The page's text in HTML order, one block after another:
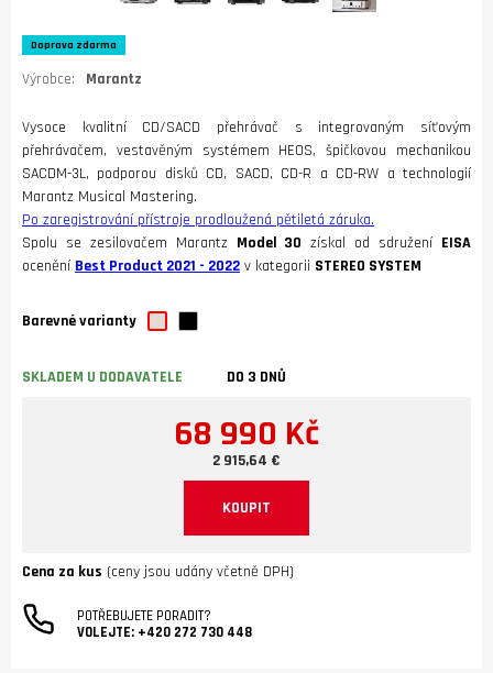
Doprava zdarma
Výrobce: Marantz
Vysoce kvalitní CD/SACD přehrávač s integrovaným síťovým
přehrávačem, vestavěným systémem HEOS, špičkovou mechanikou
SACDM-3L, podporou disků CD, SACD, CD-R a CD-RW a technologií
Marantz Musical Mastering.
Po zaregistrování přístroje prodloužená pětiletá záruka.
Spolu se zesilovačem Marantz Model 30 získal od sdružení EISA
ocenění Best Product 2021 - 2022 v kategorii STEREO SYSTEM
Barevné varianty
SKLADEM U DODAVATELE DO 3 DNŮ
68 990 Kč
2 915,64 €
KOUPIT
Cena za kus (ceny jsou udány včetně DPH)
POTŘEBUJETE PORADIT?
VOLEJTE: +420 272 730 448